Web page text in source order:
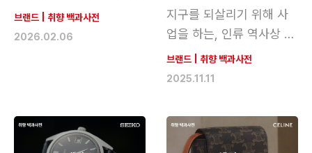
라인
브랜드
취향 백과사전
2026.02.06
지구를 되살리기 위해 사
업을 하는, 인류 역사상 유
례없는 기업
브랜드
취향 백과사전
2025.11.11